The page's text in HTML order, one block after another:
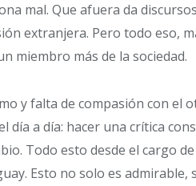
mal. Que afuera da
extranjera. Pero todo eso,
miembro más de la sociedad.
y falta de compasión con el
a día: hacer una crítica
Todo esto desde el cargo
Esto no solo es admirable,